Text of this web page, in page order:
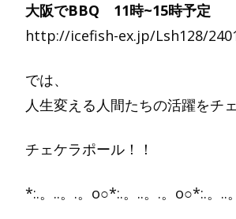
大阪でBBQ 11時~15時予定
http://icefish-ex.jp/Lsh128/
では、
人生変える人間たちの活躍をチェ
チェケラポール！！
*:.。..。.。o○*:.。..。.。o○*:.。..